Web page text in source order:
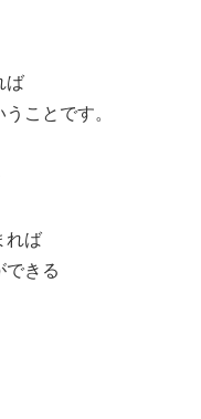
ば
ことです。
れば
できる